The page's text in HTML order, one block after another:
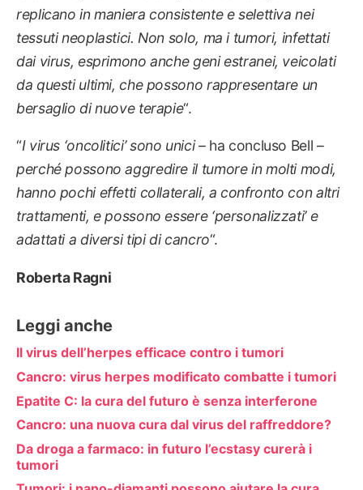
replicano in maniera consistente e selettiva nei
tessuti neoplastici. Non solo, ma i tumori, infettati
dai virus, esprimono anche geni estranei, veicolati
da questi ultimi, che possono rappresentare un
bersaglio di nuove terapie“.
“Ivirus ‘oncolitici’ sono unici – ha concluso Bell –
perché possono aggredire il tumore in molti modi,
hanno pochi effetti collaterali, a confronto con altri
trattamenti, e possono essere ‘personalizzati’ e
adattati a diversi tipi di cancro“.
Roberta Ragni
Leggi anche
Il virus dell’herpes efficace contro i tumori
Cancro: virus herpes modificato combatte i tumori
Epatite C: la cura del futuro è senza interferone
Cancro: una nuova cura dal virus del raffreddore?
Da droga a farmaco: in futuro l’ecstasy curerà i
tumori